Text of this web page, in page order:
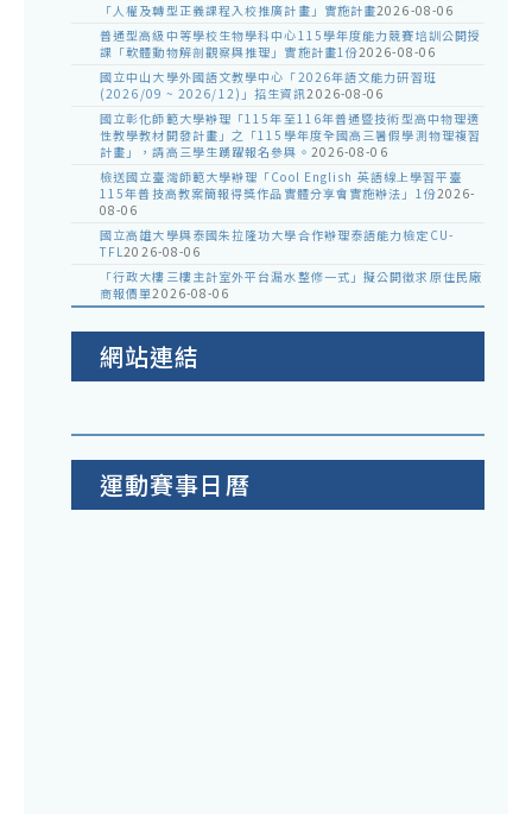
「人權及轉型正義課程入校推廣計畫」實施計畫2026-08-06
普通型高級中等學校生物學科中心115學年度能力競賽培訓公開授
課「軟體動物解剖觀察與推理」實施計畫1份2026-08-06
國立中山大學外國語文教學中心「2026年語文能力研習班
(2026/09 ~ 2026/12)」招生資訊2026-08-06
國立彰化師範大學辦理「115年至116年普通暨技術型高中物理適
性教學教材開發計畫」之「115學年度全國高三暑假學測物理複習
計畫」，請高三學生踴躍報名參與。 2026-08-06
檢送國立臺灣師範大學辦理「Cool English 英語線上學習平臺
115年普技高教案簡報得獎作品實體分享會實施辦法」1份2026-
08-06
國立高雄大學與泰國朱拉隆功大學合作辦理泰語能力檢定CU-
TFL2026-08-06
「行政大樓三樓主計室外平台漏水整修一式」擬公開徵求原住民廠
商報價單2026-08-06
網站連結
運動賽事日曆